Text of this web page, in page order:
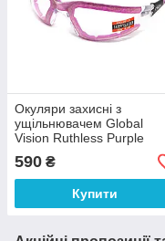
Окуляри захисні з
ущільнювачем Global
Vision Ruthless Purple
(clear) Anti-Fog, прозорі в
фіолетовій оправі
590 ₴
Купити